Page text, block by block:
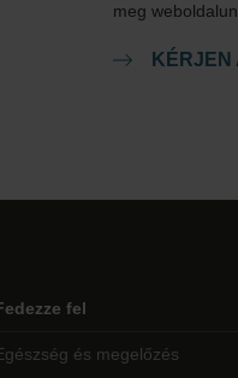
meg
fel
és megelőzés